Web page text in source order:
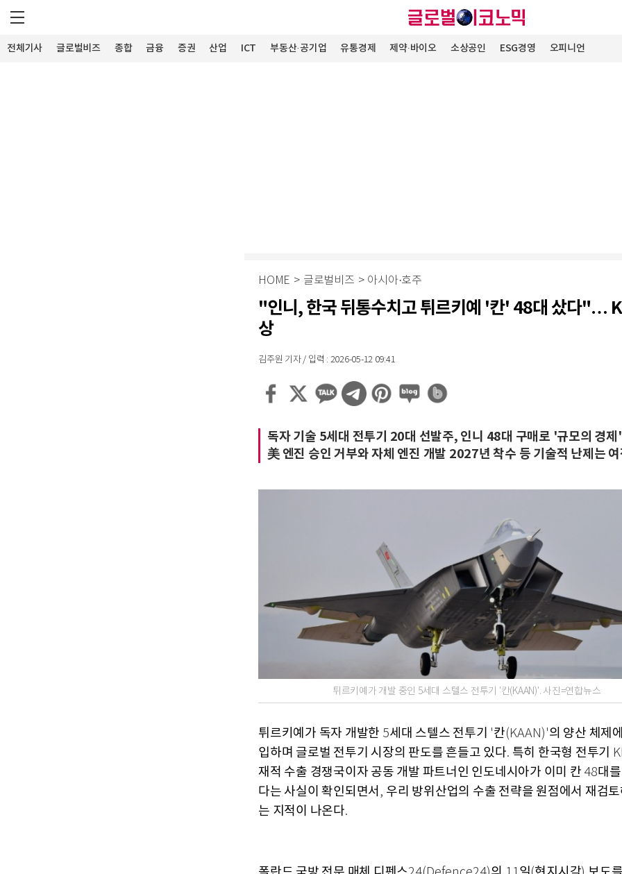
전체기사 글로벌비즈 종합 금융 증권 산업 ICT 부동산·공기업 유통경제 제약∙바이오 소상공인 ESG경영 오피니언
HOME > 글로벌비즈 > 아시아·호주
"인니, 한국 뒤통수치고 튀르키예 '칸' 48대 샀다"…
상
김주원 기자 / 입력 : 2026-05-12 09:41
독자 기술 5세대 전투기 20대 선발주, 인니 48대 구매로 '규모의 경제
美 엔진 승인 거부와 자체 엔진 개발 2027년 착수 등 기술적 난제는 여
튀르키예가 개발 중인 5세대 스텔스 전투기 '칸(KAAN)'. 사진=연합뉴스
튀르키예가 독자 개발한 5세대 스텔스 전투기 '칸(KAAN)'의 양산 체제
입하며 글로벌 전투기 시장의 판도를 흔들고 있다. 특히 한국형 전투기
재적 수출 경쟁국이자 공동 개발 파트너인 인도네시아가 이미 칸 48대
다는 사실이 확인되면서 , 우리 방위산업의 수출 전략을 원점에서 재검
는 지적이 나온다.